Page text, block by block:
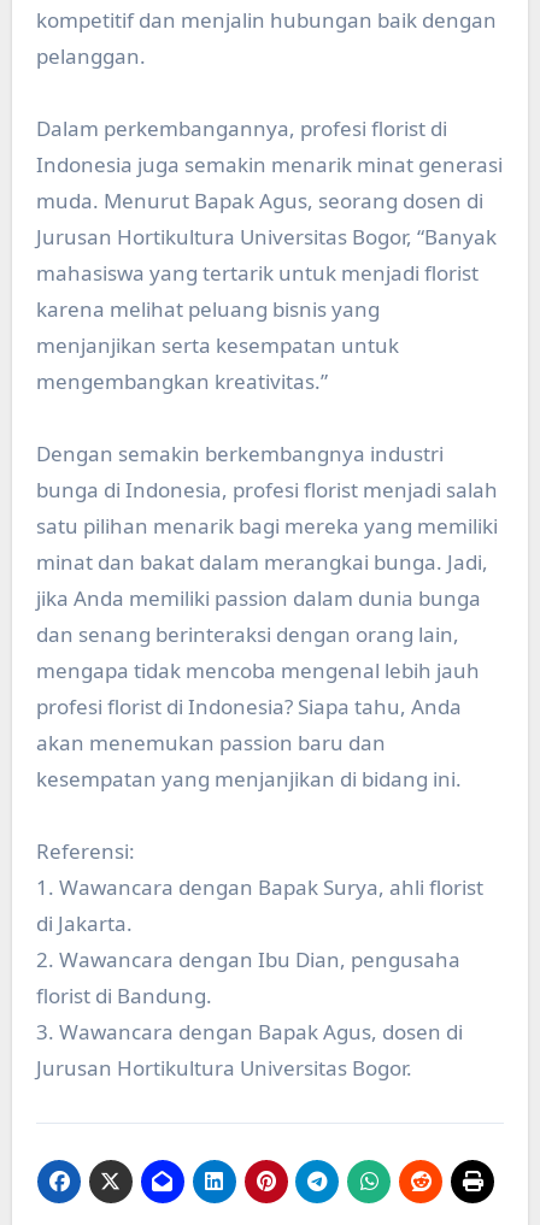
kompetitif dan menjalin hubungan baik dengan
pelanggan.
Dalam perkembangannya, profesi florist di
Indonesia juga semakin menarik minat generasi
muda. Menurut Bapak Agus, seorang dosen di
Jurusan Hortikultura Universitas Bogor, “Banyak
mahasiswa yang tertarik untuk menjadi florist
karena melihat peluang bisnis yang
menjanjikan serta kesempatan untuk
mengembangkan kreativitas.”
Dengan semakin berkembangnya industri
bunga di Indonesia, profesi florist menjadi salah
satu pilihan menarik bagi mereka yang memiliki
minat dan bakat dalam merangkai bunga. Jadi,
jika Anda memiliki passion dalam dunia bunga
dan senang berinteraksi dengan orang lain,
mengapa tidak mencoba mengenal lebih jauh
profesi florist di Indonesia? Siapa tahu, Anda
akan menemukan passion baru dan
kesempatan yang menjanjikan di bidang ini.
Referensi:
1. Wawancara dengan Bapak Surya, ahli florist
di Jakarta.
2. Wawancara dengan Ibu Dian, pengusaha
florist di Bandung.
3. Wawancara dengan Bapak Agus, dosen di
Jurusan Hortikultura Universitas Bogor.